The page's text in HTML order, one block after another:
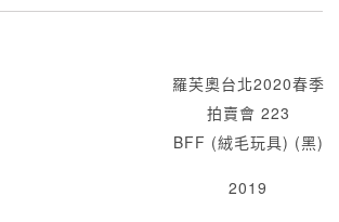
羅芙奧台北2020春季
拍賣會 223
BFF (絨毛玩具) (黑)
2019